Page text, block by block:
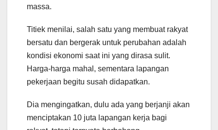
massa.
Titiek menilai, salah satu yang membuat rakyat
bersatu dan bergerak untuk perubahan adalah
kondisi ekonomi saat ini yang dirasa sulit.
Harga-harga mahal, sementara lapangan
pekerjaan begitu susah didapatkan.
Dia mengingatkan, dulu ada yang berjanji akan
menciptakan 10 juta lapangan kerja bagi